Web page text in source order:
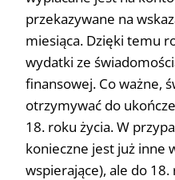
przekazywane na
miesiąca. Dzięki temu
wydatki ze
finansowej. Co ważne,
otrzymywać do
18. roku życia. W
konieczne jest już inne
wspierające), ale do